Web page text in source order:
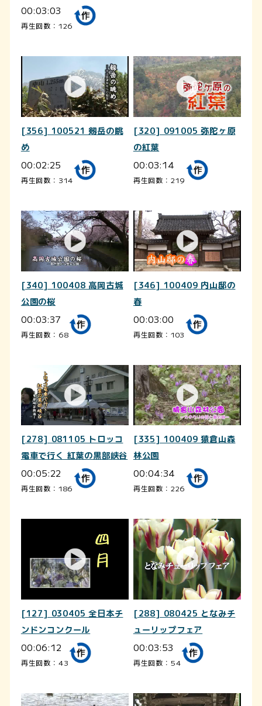
00:03:03
再生回数：126
[356] 100521 剱岳の眺
め
00:02:25
再生回数：314
[320] 091005 弥陀ヶ原
の紅葉
00:03:14
再生回数：219
[340] 100408 高岡古城
公園の桜
00:03:37
再生回数：68
[346] 100409 内山邸の
春
00:03:00
再生回数：103
[278] 081105 トロッコ
電車で行く 紅葉の黒部峡谷
00:05:22
再生回数：186
[335] 100409 猿倉山森
林公園
00:04:34
再生回数：226
[127] 030405 全日本チ
ンドンコンクール
00:06:12
再生回数：43
[288] 080425 となみチ
ューリップフェア
00:03:53
再生回数：54